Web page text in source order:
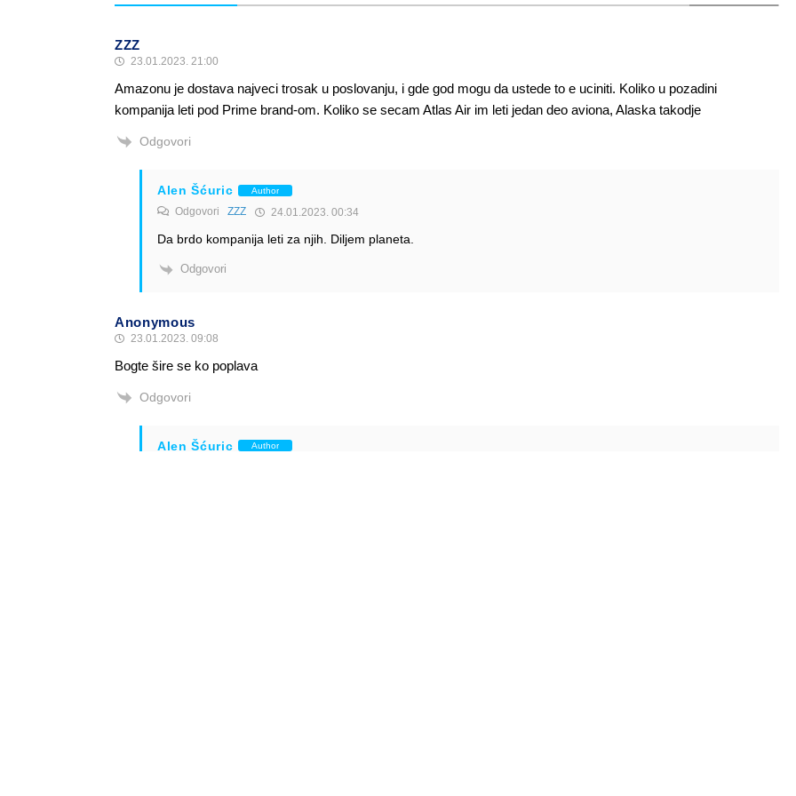
ZZZ
23.01.2023. 21:00
Amazonu je dostava najveci trosak u poslovanju, i gde god mogu da ustede to e uciniti. Koliko u pozadini
kompanija leti pod Prime brand-om. Koliko se secam Atlas Air im leti jedan deo aviona, Alaska takodje
Odgovori
Alen Šćuric Author
Odgovori ZZZ 24.01.2023. 00:34
Da brdo kompanija leti za njih. Diljem planeta.
Odgovori
Anonymous
23.01.2023. 09:08
Bogte šire se ko poplava
Odgovori
Alen Šćuric Author